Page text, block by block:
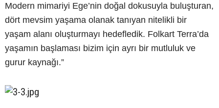
Modern mimariyi Ege’nin doğal dokusuyla buluşturan,
dört mevsim yaşama olanak tanıyan nitelikli bir
yaşam alanı oluşturmayı hedefledik. Folkart Terra’da
yaşamın başlaması bizim için ayrı bir mutluluk ve
gurur kaynağı.”